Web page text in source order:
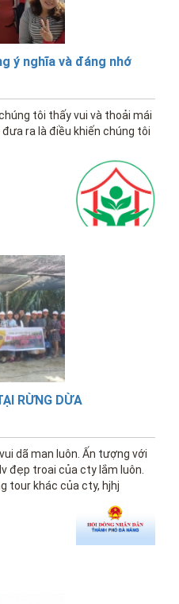
ý nghĩa và đáng nhớ
tôi thấy vui và thoải mái
ra là điều khiến chúng tôi
RỪNG DỪA
dã man luôn. Ấn tượng với
đẹp troai của cty lắm luôn.
tour khác của cty, hjhj